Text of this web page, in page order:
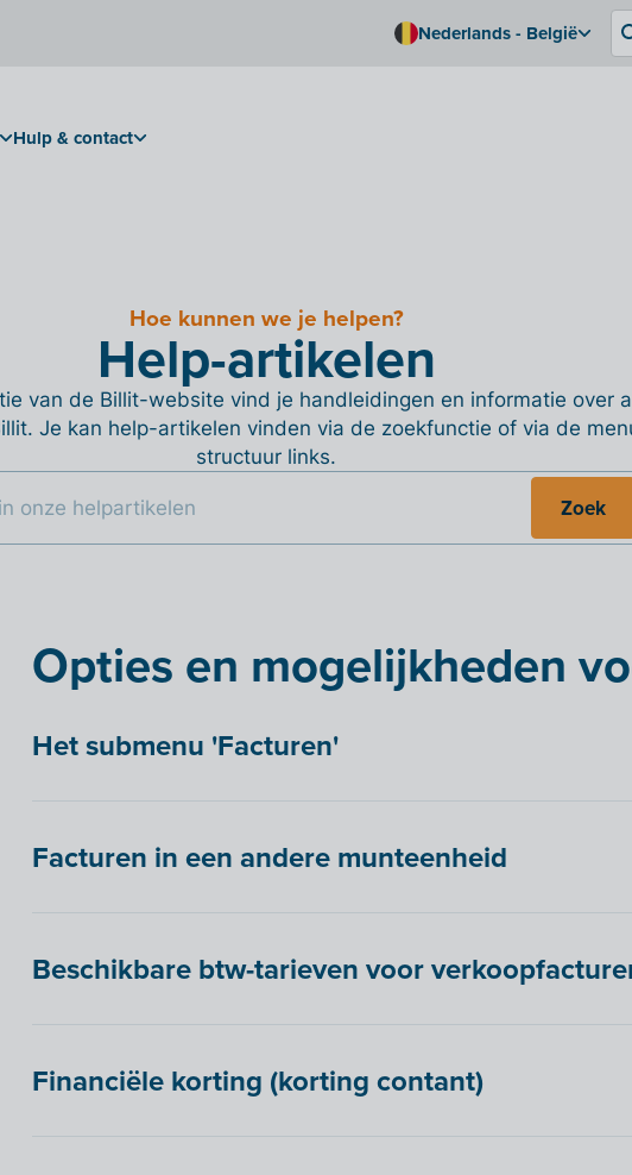
Nederlands - België
Hulp & contact
Hoe kunnen we je helpen?
Help-artikelen
van de Billit-website vind je handleidingen en informatie over
Je kan help-artikelen vinden via de zoekfunctie of via de
structuur links.
Zoek
Opties en mogelijkheden
Het submenu 'Facturen'
Facturen in een andere munteenheid
Beschikbare btw-tarieven voor
Financiële korting (korting contant)